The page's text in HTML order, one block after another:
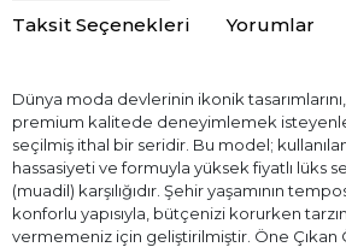
Taksit Seçenekleri Yorumlar
Dünya moda devlerinin ikonik
premium kalitede deneyimlemek
seçilmiş ithal bir seridir. Bu model;
hassasiyeti ve formuyla yüksek fiyatlı lüks
(muadil) karşılığıdır. Şehir yaşamının
konforlu yapısıyla, bütçenizi korurken
vermemeniz için geliştirilmiştir. Öne Çıkan